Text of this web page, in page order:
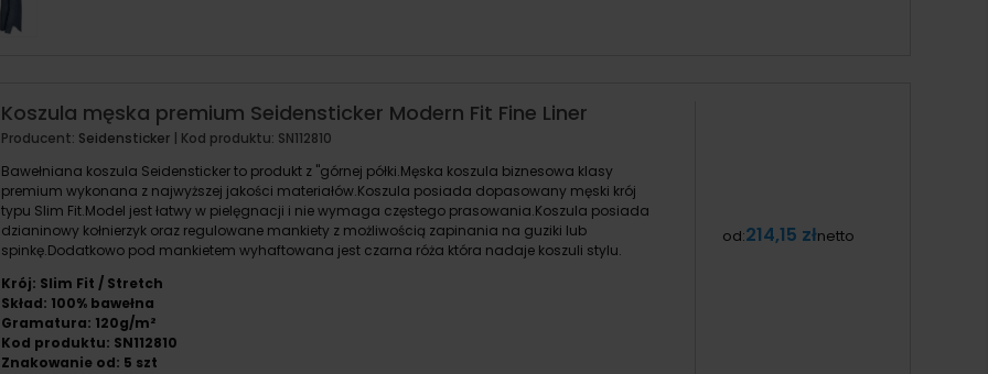
Koszula męska premium Seidensticker Modern Fit Fine Liner
Producent: Seidensticker | Kod produktu: SN112810
Bawełniana koszula Seidensticker to produkt z "górnej półki.Męska koszula biznesowa klasy
premium wykonana z najwyższej jakości materiałów.Koszula posiada dopasowany męski krój
typu Slim Fit.Model jest łatwy w pielęgnacji i nie wymaga częstego prasowania.Koszula posiada
dzianinowy kołnierzyk oraz regulowane mankiety z możliwością zapinania na guziki lub
spinkę.Dodatkowo pod mankietem wyhaftowana jest czarna róża która nadaje koszuli stylu.
Krój: Slim Fit / Stretch
Skład: 100% bawełna
Gramatura: 120g/m²
Kod produktu: SN112810
Znakowanie od: 5 szt
od:214,15 złnetto